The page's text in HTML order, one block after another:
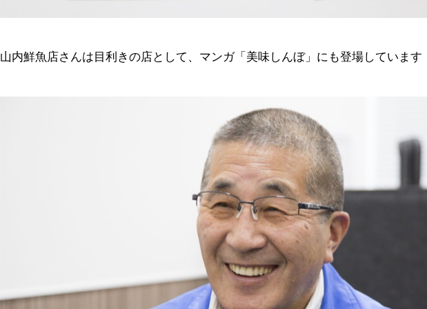
山内鮮魚店さんは目利きの店として、マンガ「美味しんぼ」にも登場しています